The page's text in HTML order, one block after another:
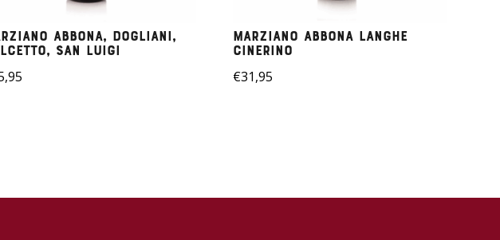
Abbona, Dogliani,
San Luigi
Marziano Abbona Langhe
Cinerino
€31,95